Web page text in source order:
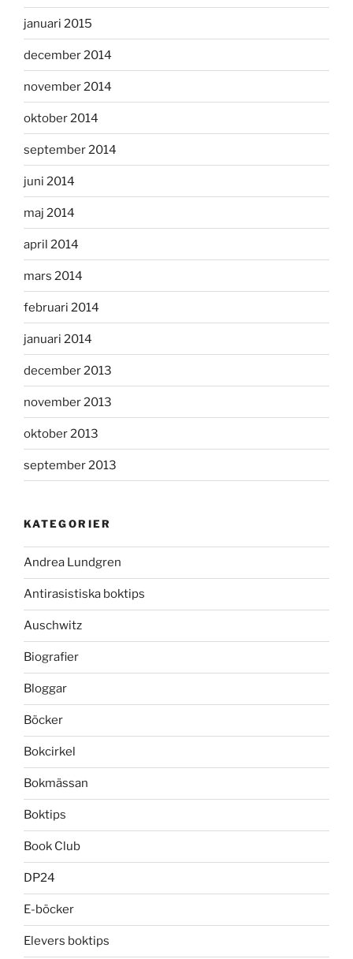
januari 2015
december 2014
november 2014
oktober 2014
september 2014
juni 2014
maj 2014
april 2014
mars 2014
februari 2014
januari 2014
december 2013
november 2013
oktober 2013
september 2013
KATEGORIER
Andrea Lundgren
Antirasistiska boktips
Auschwitz
Biografier
Bloggar
Böcker
Bokcirkel
Bokmässan
Boktips
Book Club
DP24
E-böcker
Elevers boktips